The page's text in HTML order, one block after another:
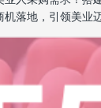
落地，引领美业